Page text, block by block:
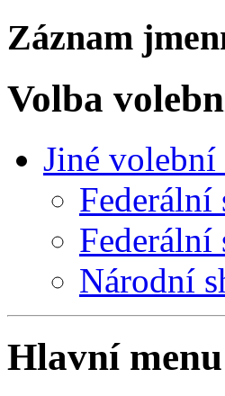
Záznam
Volba
Jiné
Federální
Federální
Národní
Hlavní menu